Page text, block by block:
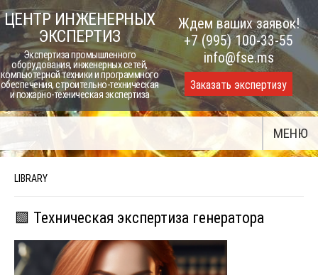
Skip
to
content
ЦЕНТР ИНЖЕНЕРНЫХ
ЭКСПЕРТИЗ
Экспертиза промышленного
оборудования, инженерных сетей,
компьютерной техники и программного
обеспечения, строительно-техническая
и пожарно-техническая экспертиза
Ждем ваших заявок!
+7 (995) 100-33-55
info@fse.ms
Заказать экспертизу
МЕНЮ
LIBRARY
🟩 Техническая экспертиза генератора